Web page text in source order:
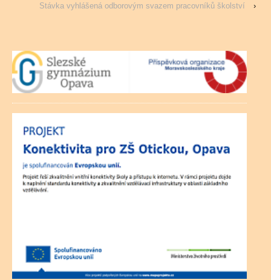
Stávka vyhlášená odborovým svazem pracovníků školství
›